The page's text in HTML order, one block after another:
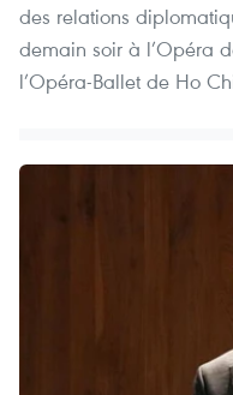
des relations
demain soir à l’Opéra
l’Opéra-Ballet de Ho